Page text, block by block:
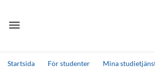
menu
Meny
Startsida För studenter Mina